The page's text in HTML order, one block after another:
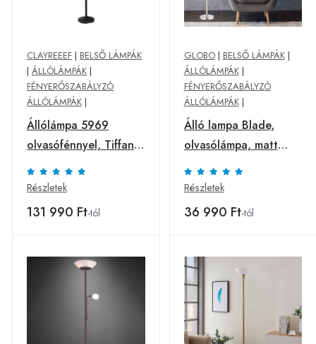
CLAYREEEF | BELSŐ LÁMPÁK
| ÁLLÓLÁMPÁK |
FÉNYERŐSZABÁLYZÓ
ÁLLÓLÁMPÁK |
Állólámpa 5969
olvasófénnyel, Tiffany
stílus
Részletek
131 990 Ft-tól
GLOBO| BELSŐ LÁMPÁK|
ÁLLÓLÁMPÁK|
FÉNYERŐSZABÁLYZÓ
ÁLLÓLÁMPÁK|
Álló lampa Blade,
olvasólámpa, matt
nikkel
Részletek
36 990 Ft-tól